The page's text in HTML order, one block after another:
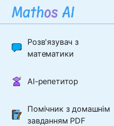
Розв'язувач з
математики
AI-репетитор
Помічник з домашнім
завданням PDF